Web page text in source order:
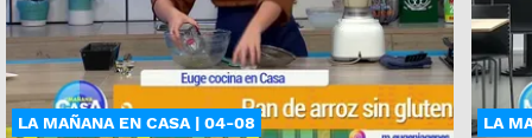
LA MAÑANA EN CASA | 04-08 LA